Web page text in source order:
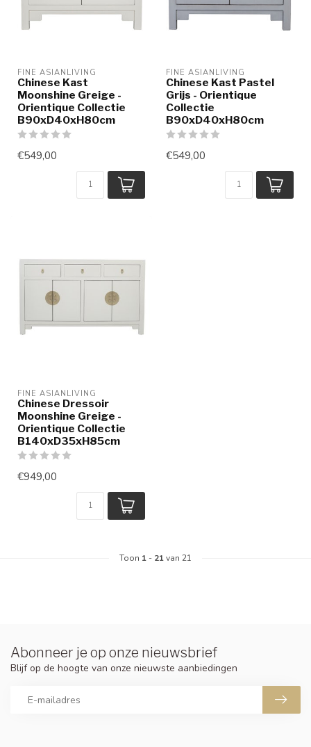
FINE ASIANLIVING
Chinese Kast
Moonshine Greige -
Orientique Collectie
B90xD40xH80cm
€549,00
FINE ASIANLIVING
Chinese Kast Pastel
Grijs - Orientique
Collectie
B90xD40xH80cm
€549,00
FINE ASIANLIVING
Chinese Dressoir
Moonshine Greige -
Orientique Collectie
B140xD35xH85cm
€949,00
Toon 1 - 21van 21
Abonneer je op onze nieuwsbrief
Blijf op de hoogte van onze nieuwste aanbiedingen